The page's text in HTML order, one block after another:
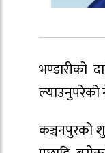
भण्डारीको
ल्याउनुपरेको
कञ्चनपुरको